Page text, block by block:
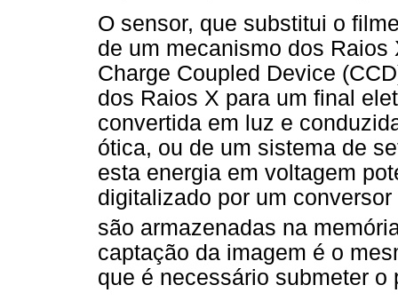
O sensor, que substitui o
de um mecanismo dos
Charge Coupled Device
dos Raios X para um final
convertida em luz e
ótica, ou de um sistema de
esta energia em voltagem
digitalizado por um
são armazenadas na
captação da imagem é o
que é necessário submeter